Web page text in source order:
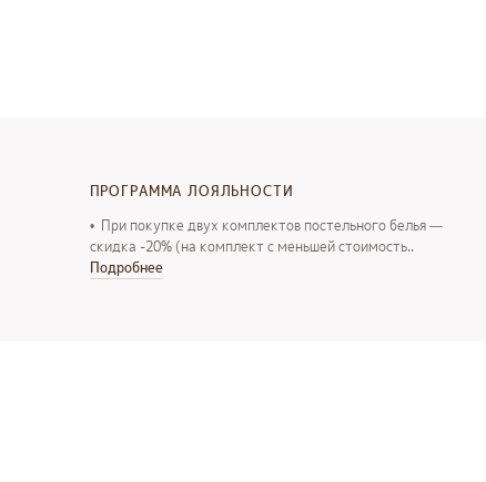
ПРОГРАММА ЛОЯЛЬНОСТИ
• При покупке двух комплектов постельного белья —
скидка -20% (на комплект с меньшей стоимость..
Подробнее